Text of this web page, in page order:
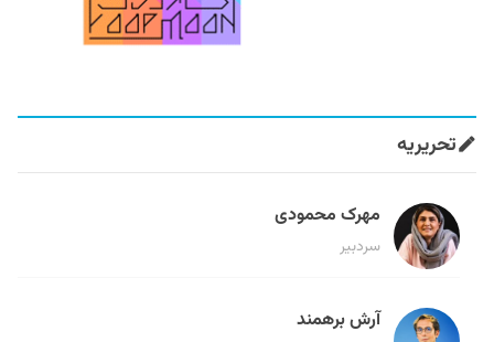
تحریریه
مهرک محمودی
سردبیر
آرش برهمند